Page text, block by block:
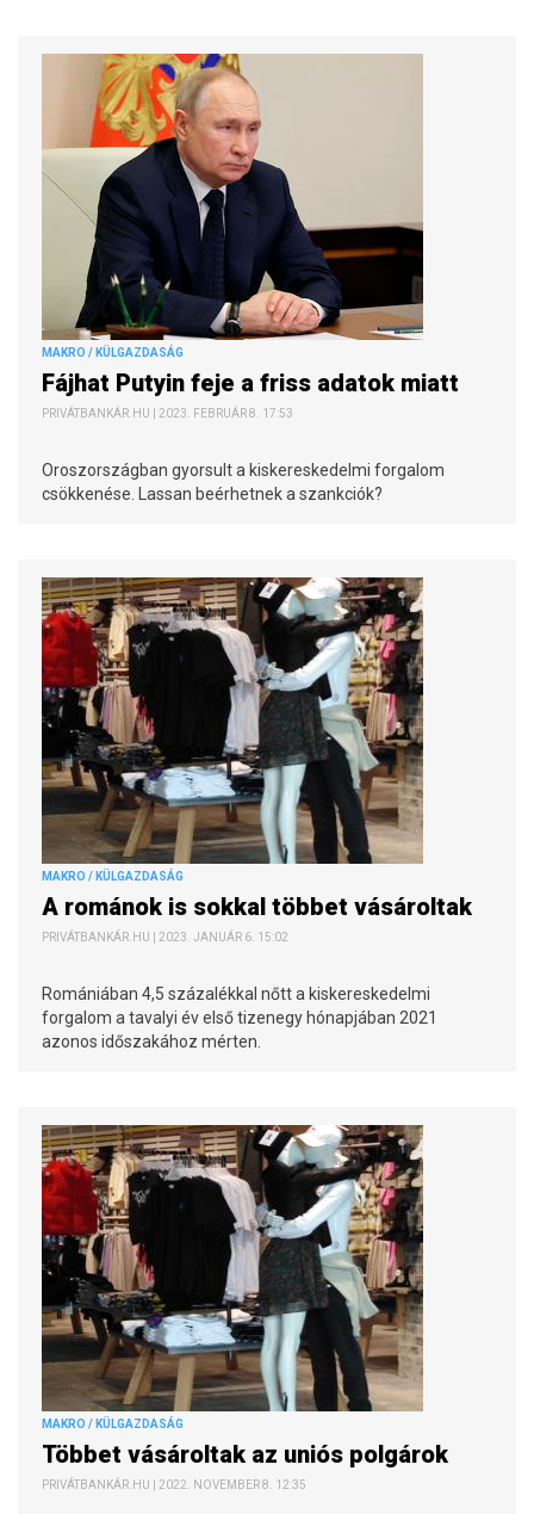
MAKRO / KÜLGAZDASÁG
Fájhat Putyin feje a friss adatok miatt
PRIVÁTBANKÁR.HU | 2023. FEBRUÁR 8. 17:53
Oroszországban gyorsult a kiskereskedelmi forgalom
csökkenése. Lassan beérhetnek a szankciók?
MAKRO / KÜLGAZDASÁG
A románok is sokkal többet vásároltak
PRIVÁTBANKÁR.HU | 2023. JANUÁR 6. 15:02
Romániában 4,5 százalékkal nőtt a kiskereskedelmi
forgalom a tavalyi év első tizenegy hónapjában 2021
azonos időszakához mérten.
MAKRO / KÜLGAZDASÁG
Többet vásároltak az uniós polgárok
PRIVÁTBANKÁR.HU | 2022. NOVEMBER 8. 12:35